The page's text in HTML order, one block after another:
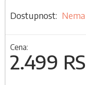
Cena:
2.499